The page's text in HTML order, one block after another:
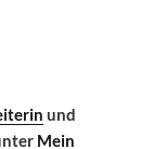
und
Mein